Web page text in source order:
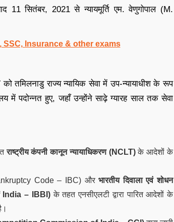
11 सितंबर, 2021 से न्यायमूर्ति एम. वेणुगोपाल (M.
SSC, Insurance & other exams
तमिलनाडु राज्य न्यायिक सेवा में उप-न्यायाधीश के रूप
में पदोन्नत हुए, जहाँ उन्होंने साढ़े ग्यारह साल तक सेवा
राष्ट्रीय कंपनी कानून न्यायाधिकरण (NCLT)के आदेशों के
Code – IBC) औरभारतीय दिवाला एवं शोधन
– IBBI )के तहत एनसीएलटी द्वारा पारित आदेशों के